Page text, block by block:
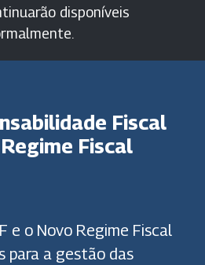
disponíveis
Fiscal
Fiscal
e o Novo Regime Fiscal
para a gestão das